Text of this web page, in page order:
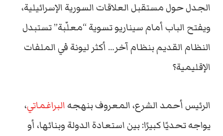
الجدل حول مستقبل العلاقات السورية الإسرائيلية،
ويفتح الباب أمام سيناريو تسوية “معلّبة” تستبدل
النظام القديم بنظام آخر… أكثر ليونة في الملفات
الإقليمية؟
الرئيس أحمد الشرع، المعروف بنهجهالبراغماتي،
يواجه تحديًا كبيرًا: بين استعادة الدولة وبنائها، أو